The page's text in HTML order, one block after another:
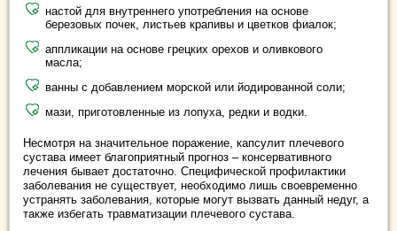
настой для внутреннего употребления на основе
березовых почек, листьев крапивы и цветков фиалок;
аппликации на основе грецких орехов и оливкового
масла;
ванны с добавлением морской или йодированной соли;
мази, приготовленные из лопуха, редки и водки.
Несмотря на значительное поражение, капсулит плечевого
сустава имеет благоприятный прогноз – консервативного
лечения бывает достаточно. Специфической профилактики
заболевания не существует, необходимо лишь своевременно
устранять заболевания, которые могут вызвать данный недуг, а
также избегать травматизации плечевого сустава.